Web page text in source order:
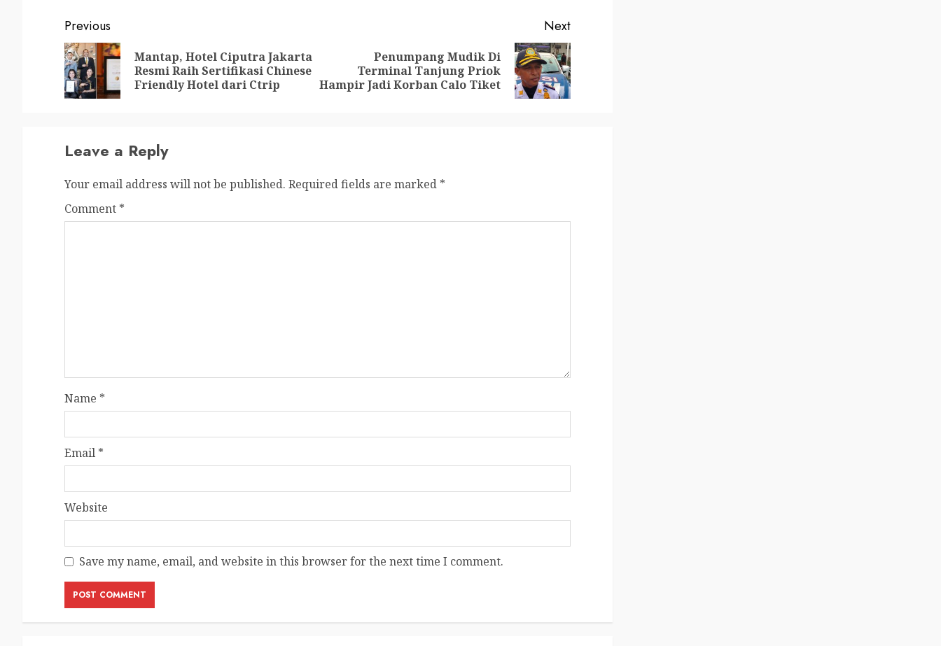
Previous
Mantap, Hotel Ciputra Jakarta
Resmi Raih Sertifikasi Chinese
Friendly Hotel dari Ctrip
Next
Penumpang Mudik Di
Terminal Tanjung Priok
Hampir Jadi Korban Calo Tiket
Leave a Reply
Your email address will not be published. Required fields are marked *
Comment *
Name *
Email *
Website
Save my name, email, and website in this browser for the next time I comment.